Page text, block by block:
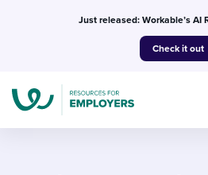
Just released: Workable’s AI
Check it out